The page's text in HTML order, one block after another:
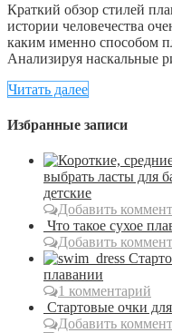
Краткий обзор стилей
истории человечества
каким именно способом
Анализируя наскальные
Читать далее
Избранные записи
выбрать ласты для
детские
Добавить
Что такое сухое
Добавить
плавании
1 комментарий
Стартовые очки
Добавить